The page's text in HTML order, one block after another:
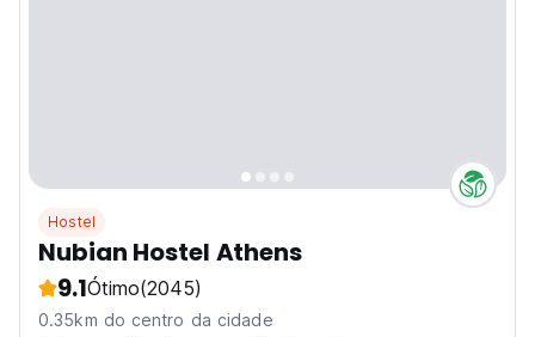
Hostel
Nubian Hostel Athens
9.1Ótimo(2045)
0.35km do centro da cidade